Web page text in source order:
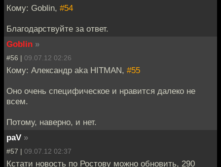
Кому: Goblin, #54
Благодарствуйте за ответ.
Goblin »
#56 | 09.07.12 02:26
Кому: Александр aka HITMAN, #55
Оно очень специфическое и нравится далеко не
всем.
Потому, наверно, и нет.
paV »
#57 | 09.07.12 02:37
Кстати новость по Ростову можно обновить, 290